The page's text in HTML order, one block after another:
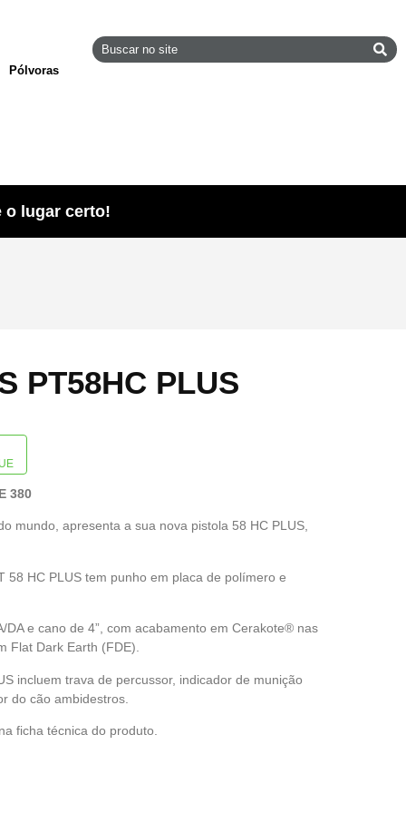
Pólvoras
o lugar certo!
PT58HC PLUS
380
mundo, apresenta a sua nova pistola 58 HC PLUS,
HC PLUS tem punho em placa de polímero e
e cano de 4”, com acabamento em Cerakote® nas
Flat Dark Earth (FDE).
incluem trava de percussor, indicador de munição
do cão ambidestros.
ficha técnica do produto.